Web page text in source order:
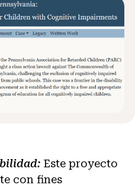
Este proyecto
con fines